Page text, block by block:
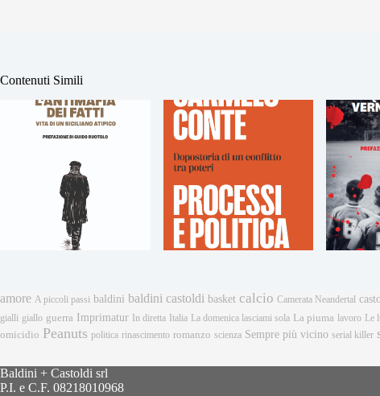
Contenuti Simili
amore A piccoli passi baldini baldini castoldi basket calcio Camerata Neandertal
gialli giallo guerra Imprimatur In diretta Italia La domenica lasciami sola La piuma lavoro Le
omicidio Peanuts politica rinascimento romanzo scienza Sempre più vicino serial killer
Baldini + Castoldi srl
P.I. e C.F. 08218010968